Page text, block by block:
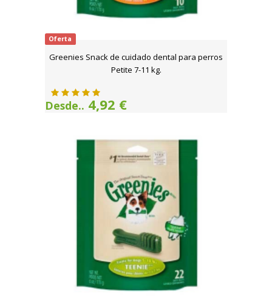
Oferta
Greenies Snack de cuidado dental para perros
Petite 7-11 kg.
Desde.. 4,92 €